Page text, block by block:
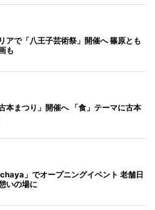
アで「八王子芸術祭」開催へ 篠原とも
も
本まつり」開催へ 「食」テーマに古本
」でオープニングイベント 老舗日
いの場に